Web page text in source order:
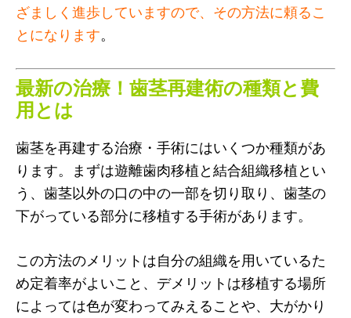
ざましく進歩していますので、その方法に頼るこ
とになります。
最新の治療！歯茎再建術の種類と費
用とは
歯茎を再建する治療・手術にはいくつか種類があ
ります。まずは遊離歯肉移植と結合組織移植とい
う、歯茎以外の口の中の一部を切り取り、歯茎の
下がっている部分に移植する手術があります。
この方法のメリットは自分の組織を用いているた
め定着率がよいこと、デメリットは移植する場所
によっては色が変わってみえることや、大がかり